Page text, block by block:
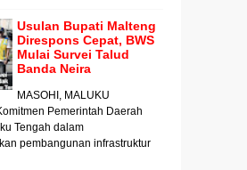
Usulan Bupati Malteng
Direspons Cepat, BWS
Mulai Survei Talud
Banda Neira
MASOHI, MALUKU
Pemerintah Daerah
Tengah dalam
pembangunan infrastruktur